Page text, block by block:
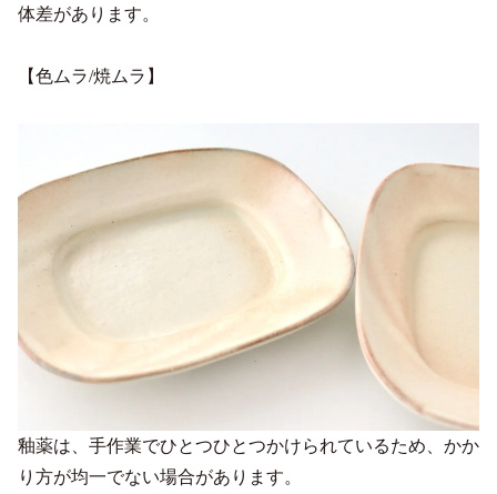
体差があります。
【色ムラ/焼ムラ】
釉薬は、手作業でひとつひとつかけられているため、かか
り方が均一でない場合があります。